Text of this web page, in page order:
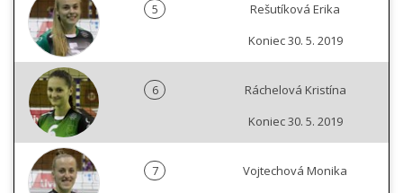
5
Rešutíková Erika
Koniec 30. 5. 2019
6
Ráchelová Kristína
Koniec 30. 5. 2019
7
Vojtechová Monika